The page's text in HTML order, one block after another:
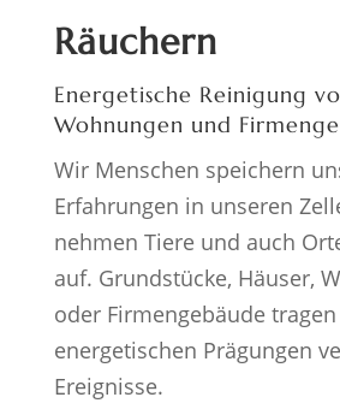
Räuchern
Energetische Reinigung
Wohnungen und
Wir Menschen speichern
Erfahrungen in unseren
nehmen Tiere und auch
auf. Grundstücke, Häuser,
oder Firmengebäude
energetischen Prägungen
Ereignisse.